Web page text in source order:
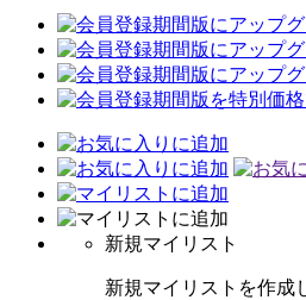
新規マイリスト
新規マイリストを作成